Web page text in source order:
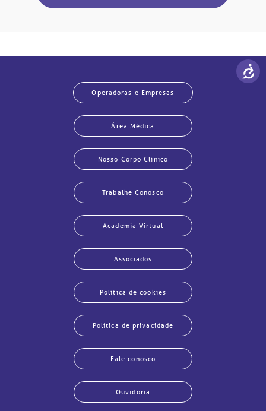
Operadoras e Empresas
Área Médica
Nosso Corpo Clínico
Trabalhe Conosco
Academia Virtual
Associados
Política de cookies
Política de privacidade
Fale conosco
Ouvidoria